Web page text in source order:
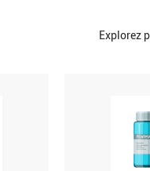
Explorez